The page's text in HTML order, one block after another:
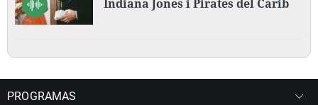
Indiana Jones i Pirates del Carib
PROGRAMAS